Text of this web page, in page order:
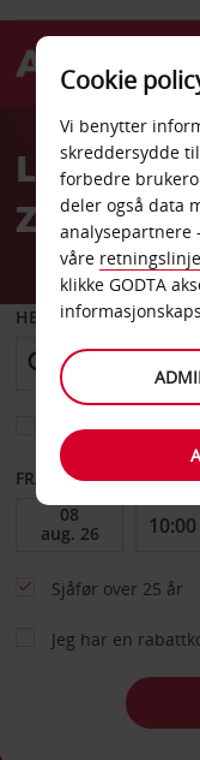
Welcome
AvisLeiebil
HENT FRA
Velg et annet
FRA DATO
Sjåfør over 25 år
Jeg har en
Cookie
Vi benytter
skreddersydde
forbedre
deler også data
analysepartnere
våre
klikke GODTA